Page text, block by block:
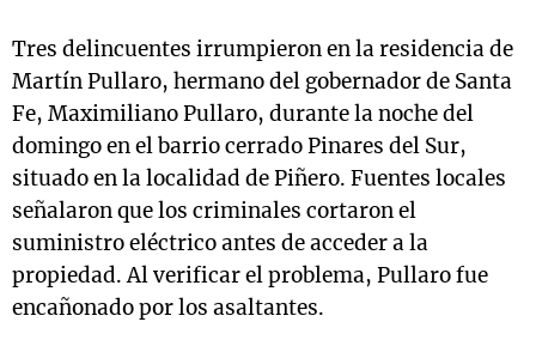
Tres delincuentes irrumpieron en la residencia de
Martín Pullaro, hermano del gobernador de Santa
Fe, Maximiliano Pullaro, durante la noche del
domingo en el barrio cerrado Pinares del Sur,
situado en la localidad de Piñero. Fuentes locales
señalaron que los criminales cortaron el
suministro eléctrico antes de acceder a la
propiedad. Al verificar el problema, Pullaro fue
encañonado por los asaltantes.